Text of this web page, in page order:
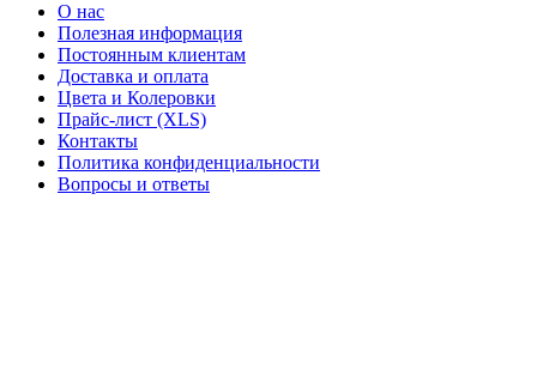
О нас
Полезная информация
Постоянным клиентам
Доставка и оплата
Цвета и Колеровки
Прайс-лист (XLS)
Контакты
Политика конфиденциальности
Вопросы и ответы